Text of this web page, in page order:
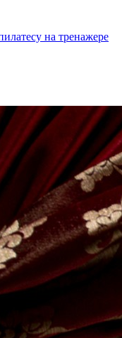
на тренажере